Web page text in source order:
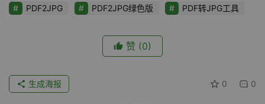
PDF2JPG PDF2JPG绿色版 PDF转JPG工具
赞 (0)
0 0
生成海报